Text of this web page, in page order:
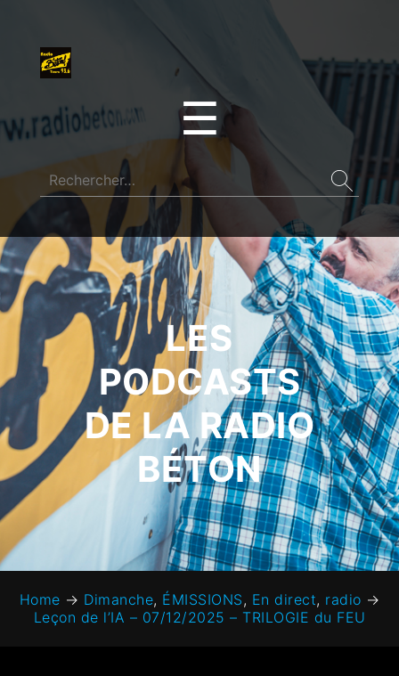
☰
LES
PODCASTS
DE LA RADIO
BÉTON
Home → Dimanche, ÉMISSIONS, En direct, radio →
Leçon de l’IA – 07/12/2025 – TRILOGIE du FEU